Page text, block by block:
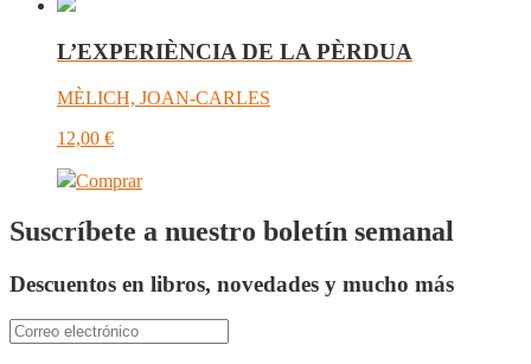
L’EXPERIÈNCIA DE LA PÈRDUA
MÈLICH, JOAN-CARLES
12,00 €
Comprar
Suscríbete a nuestro boletín semanal
Descuentos en libros, novedades y mucho más